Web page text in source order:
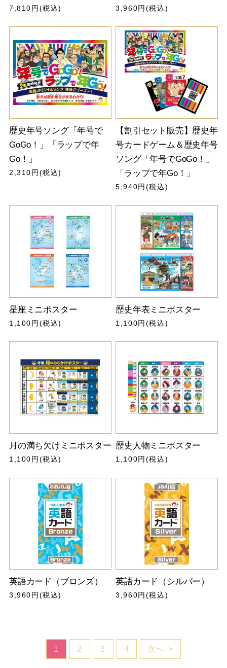
7,810円(税込) 3,960円(税込)
歴史年号ソング「年号で
GoGo！」「ラップで年
Go！」
2,310円(税込)
【割引セット販売】歴史年
号カードゲーム＆歴史年号
ソング「年号でGoGo！」
「ラップで年Go！」
5,940円(税込)
星座ミニポスター
1,100円(税込)
歴史年表ミニポスター
1,100円(税込)
月の満ち欠けミニポスター
1,100円(税込)
歴史人物ミニポスター
1,100円(税込)
英語カード（ブロンズ）
3,960円(税込)
英語カード（シルバー）
3,960円(税込)
1 2 3 4 次へ >